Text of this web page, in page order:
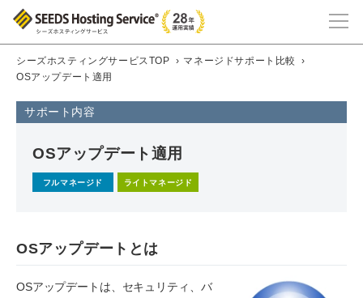
シーズホスティングサービスTOP › マネージドサポート比較
›
OSアップデート適用
サポート内容
OSアップデート適用
フルマネージド ライトマネージド
OSアップデートとは
OSアップデートは、セキュリティ、バ